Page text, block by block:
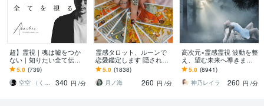
超】霊視｜魂は嘘をつか
ない｜知りたい全て伝え
ます 【2万人鑑定】写真を
媒体に高次元から『魂の
情報』を降ろす
5.0 (739)
空空 （くうくう）
340 円 /分
霊感タロット、ルーンで
恋愛鑑定します 隠された
あなたへの本心と今後の
行方鑑定し、お伝えしま
す。
5.0 (1838)
月ノ海
260 円 /分
高次元×霊感霊視 波動を整
え、望む未来へ導きます
未来を当てるより、未来
を創るための気づきの鑑
定♪
5.0 (8941)
神乃レイラ
260 円 /分